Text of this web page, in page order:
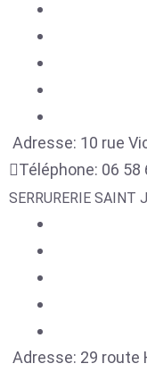
Adresse: 10 rue
Téléphone: 06 58
SERRURERIE SAINT
Adresse: 29 route